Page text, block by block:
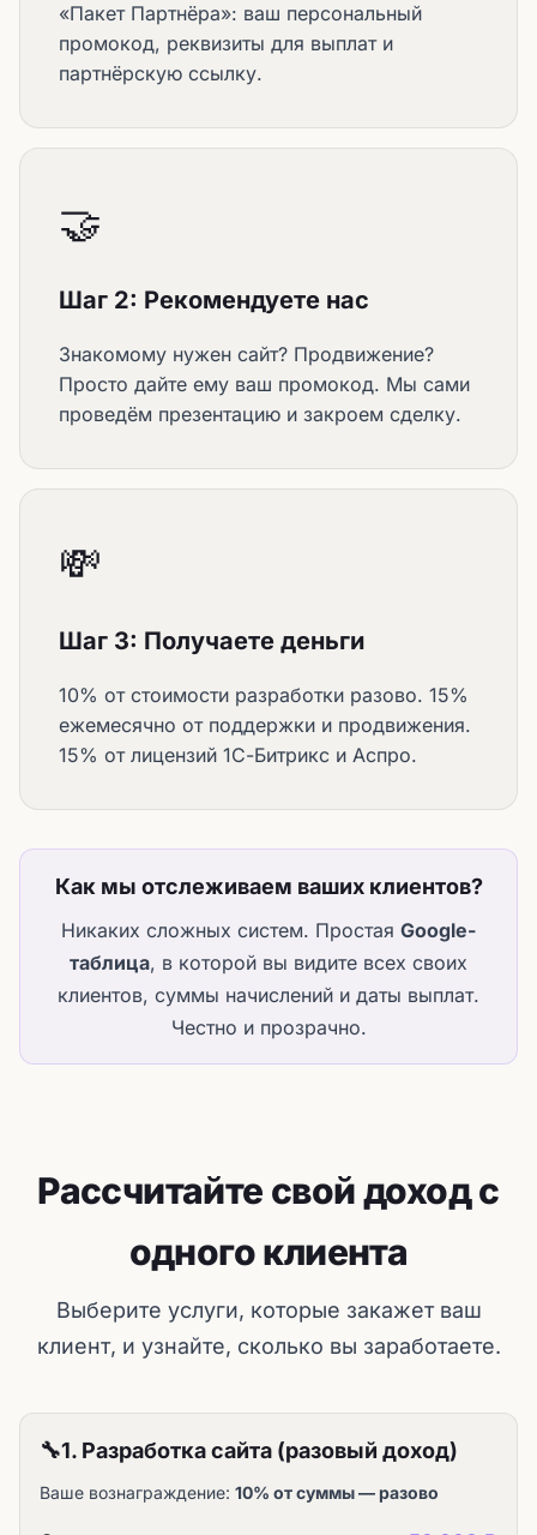
«Пакет Партнёра»: ваш персональный
промокод, реквизиты для выплат и
партнёрскую ссылку.
🤝
Шаг 2: Рекомендуете нас
Знакомому нужен сайт? Продвижение?
Просто дайте ему ваш промокод. Мы сами
проведём презентацию и закроем сделку.
💸
Шаг 3: Получаете деньги
10% от стоимости разработки разово. 15%
ежемесячно от поддержки и продвижения.
15% от лицензий 1С-Битрикс и Аспро.
Как мы отслеживаем ваших клиентов?
Никаких сложных систем. Простая Google-
таблица, в которой вы видите всех своих
клиентов, суммы начислений и даты выплат.
Честно и прозрачно.
Рассчитайте свой доход с
одного клиента
Выберите услуги, которые закажет ваш
клиент, и узнайте, сколько вы заработаете.
🔧1. Разработка сайта (разовый доход)
Ваше вознаграждение: 10% от суммы — разово